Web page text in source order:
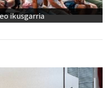
ikusgarria